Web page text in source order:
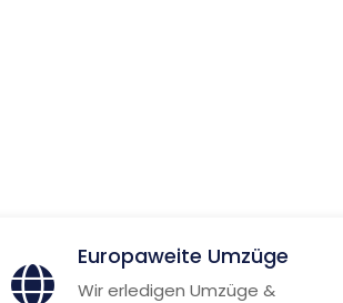
Europaweite Umzüge
Wir erledigen Umzüge &